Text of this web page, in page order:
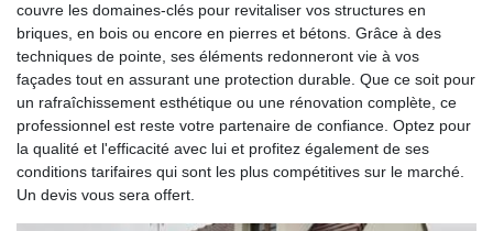
couvre les domaines-clés pour revitaliser vos structures en
briques, en bois ou encore en pierres et bétons. Grâce à des
techniques de pointe, ses éléments redonneront vie à vos
façades tout en assurant une protection durable. Que ce soit pour
un rafraîchissement esthétique ou une rénovation complète, ce
professionnel est reste votre partenaire de confiance. Optez pour
la qualité et l'efficacité avec lui et profitez également de ses
conditions tarifaires qui sont les plus compétitives sur le marché.
Un devis vous sera offert.